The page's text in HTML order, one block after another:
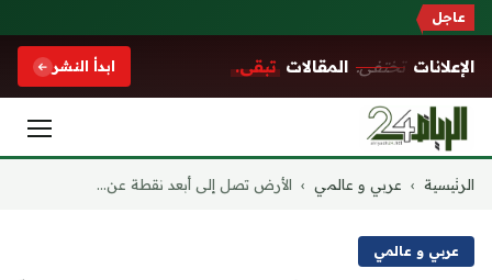
عاجل
الإعلانات تختفي. المقالات تبقى. ابدأ النشر
التجاوز
الرئيسية › عربي و عالمي › الأرض تصل إلى أبعد نقطة عن...
عربي و عالمي